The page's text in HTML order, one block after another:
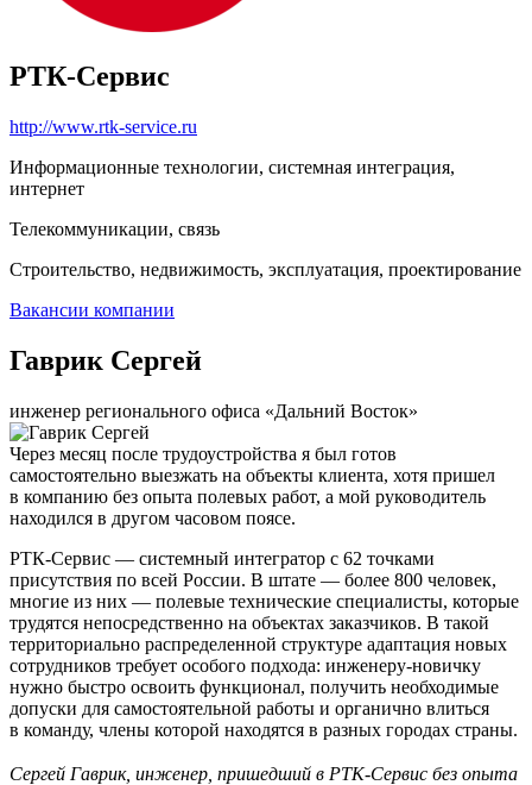
РТК-Сервис
http://www.rtk-service.ru
Информационные технологии, системная интеграция,
интернет
Телекоммуникации, связь
Строительство, недвижимость, эксплуатация, проектирование
Вакансии компании
Гаврик Сергей
инженер регионального офиса «Дальний Восток»
Через месяц после трудоустройства я был готов
самостоятельно выезжать на объекты клиента, хотя пришел
в компанию без опыта полевых работ, а мой руководитель
находился в другом часовом поясе.
РТК-Сервис — системный интегратор с 62 точками
присутствия по всей России. В штате — более 800 человек,
многие из них — полевые технические специалисты, которые
трудятся непосредственно на объектах заказчиков. В такой
территориально распределенной структуре адаптация новых
сотрудников требует особого подхода: инженеру-новичку
нужно быстро освоить функционал, получить необходимые
допуски для самостоятельной работы и органично влиться
в команду, члены которой находятся в разных городах страны.
Сергей Гаврик, инженер, пришедший в РТК-Сервис без опыта